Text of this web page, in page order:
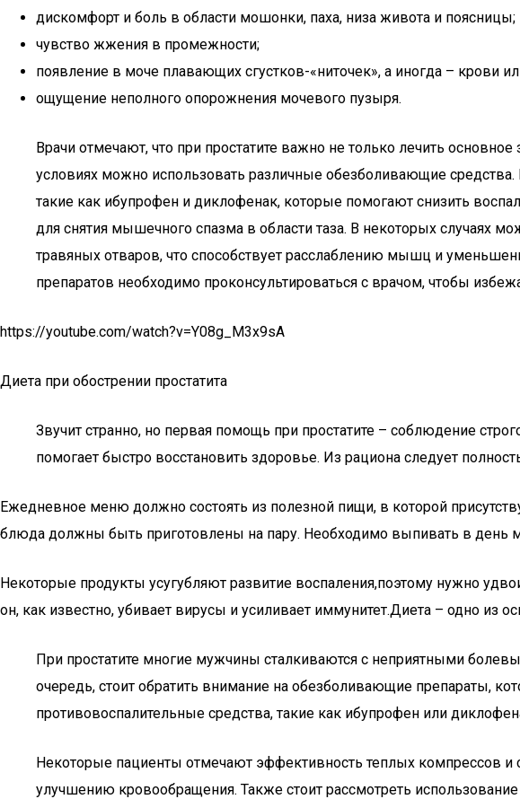
дискомфорт и боль в области мошонки, паха, низа живота и поясницы;
чувство жжения в промежности;
появление в моче плавающих сгустков-«ниточек», а иногда – крови
ощущение неполного опорожнения мочевого пузыря.
Врачи отмечают, что при простатите важно не только лечить
условиях можно использовать различные обезболивающие
такие как ибупрофен и диклофенак, которые помогают снизить
для снятия мышечного спазма в области таза. В некоторых случаях
травяных отваров, что способствует расслаблению мышц и
препаратов необходимо проконсультироваться с врачом, чтобы
https://youtube.com/watch?v=Y08g_M3x9sA
Диета при обострении простатита
Звучит странно, но первая помощь при простатите – соблюдение
помогает быстро восстановить здоровье. Из рациона следует
Ежедневное меню должно состоять из полезной пищи, в которой
блюда должны быть приготовлены на пару. Необходимо выпивать в день
Некоторые продукты усугубляют развитие воспаления,поэтому нужно
он, как известно, убивает вирусы и усиливает иммунитет.Диета – одно из
При простатите многие мужчины сталкиваются с неприятными
очередь, стоит обратить внимание на обезболивающие препараты,
противовоспалительные средства, такие как ибупрофен или
Некоторые пациенты отмечают эффективность теплых компрессов
улучшению кровообращения. Также стоит рассмотреть